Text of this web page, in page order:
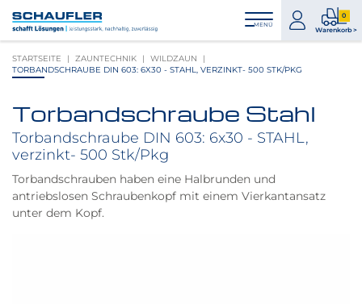
Inhalt
Hauptnavigation
Footernavigation
Logo
Schaufler
verlinkt
zur
MENÜ
zum
Konto
0
Warenkorb >
0
STARTSEITE ZAUNTECHNIK
WILDZAUN
TORBANDSCHRAUBE DIN 603: 6X30 - STAHL, VERZINKT- 500 STK/PKG
Produktbilder
Torbandschraube Stahl
Torbandschraube DIN 603: 6x30 - STAHL,
verzinkt- 500 Stk/Pkg
Torbandschrauben haben eine Halbrunden und
antriebslosen Schraubenkopf mit einem Vierkantansatz
unter dem Kopf.